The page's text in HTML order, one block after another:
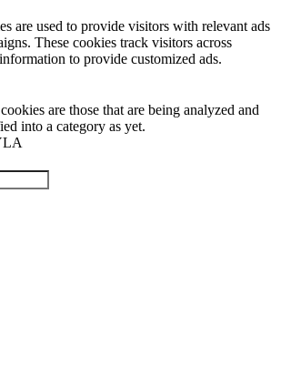
are used to provide visitors with relevant ads
These cookies track visitors across
to provide customized ads.
are those that are being analyzed and
into a category as yet.